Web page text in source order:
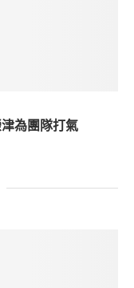
為團隊打氣